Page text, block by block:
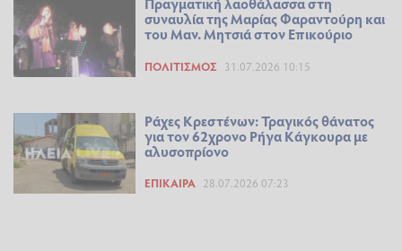
συναυλία της Μαρίας Φαραντούρη και
του Μαν. Μητσιά στον Επικούριο
ΠΟΛΙΤΙΣΜΌΣ 31.07.2026 10:15
Ράχες Κρεστένων: Τραγικός θάνατος
για τον 62χρονο Ρήγα Κάγκουρα με
αλυσοπρίονο
ΕΠΊΚΑΙΡΑ 28.07.2026 07:23